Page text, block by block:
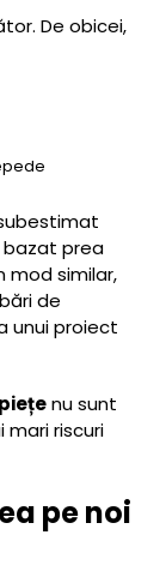
De obicei,
bazat prea
mod similar,
de
unui proiect
nu sunt
riscuri
pe noi